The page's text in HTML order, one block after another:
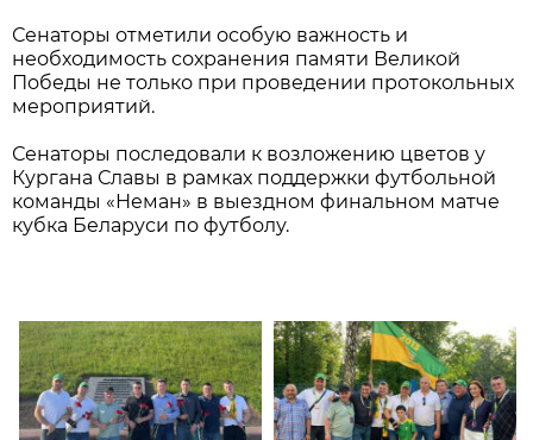
Сенаторы отметили особую важность и
необходимость сохранения памяти Великой
Победы не только при проведении протокольных
мероприятий.
Сенаторы последовали к возложению цветов у
Кургана Славы в рамках поддержки футбольной
команды «Неман» в выездном финальном матче
кубка Беларуси по футболу.